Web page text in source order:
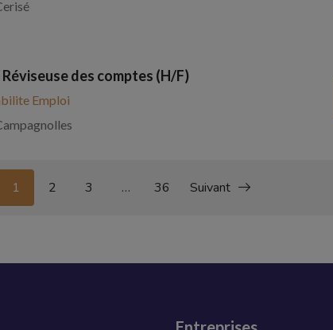
des comptes (H/F)
Emploi
1 2 3 … 36 Suivant